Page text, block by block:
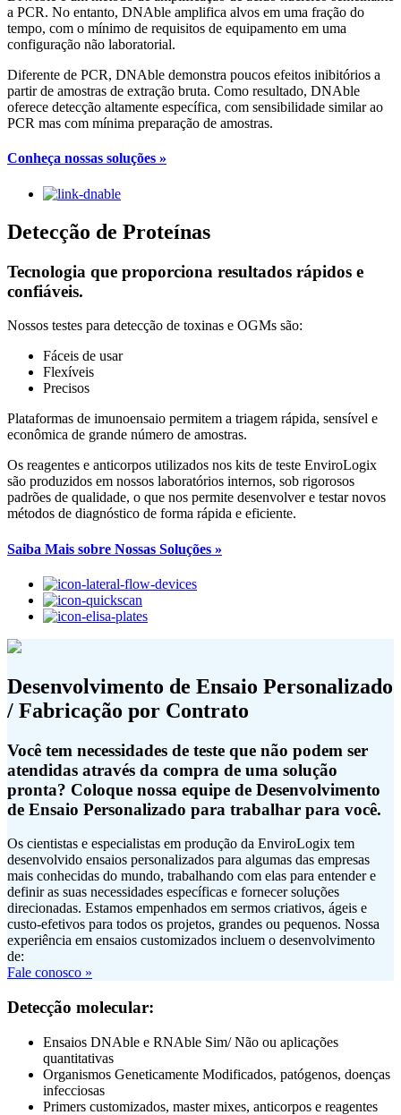
a PCR. No entanto, DNAble amplifica alvos em uma fração do
tempo, com o mínimo de requisitos de equipamento em uma
configuração não laboratorial.
Diferente de PCR, DNAble demonstra poucos efeitos inibitórios a
partir de amostras de extração bruta. Como resultado, DNAble
oferece detecção altamente específica, com sensibilidade similar ao
PCR mas com mínima preparação de amostras.
Conheça nossas soluções »
Detecção de Proteínas
Tecnologia que proporciona resultados rápidos e
confiáveis.
Nossos testes para detecção de toxinas e OGMs são:
Fáceis de usar
Flexíveis
Precisos
Plataformas de imunoensaio permitem a triagem rápida, sensível e
econômica de grande número de amostras.
Os reagentes e anticorpos utilizados nos kits de teste EnviroLogix
são produzidos em nossos laboratórios internos, sob rigorosos
padrões de qualidade, o que nos permite desenvolver e testar novos
métodos de diagnóstico de forma rápida e eficiente.
Saiba Mais sobre Nossas Soluções »
Desenvolvimento de Ensaio Personalizado
/ Fabricação por Contrato
Você tem necessidades de teste que não podem ser
atendidas através da compra de uma solução
pronta? Coloque nossa equipe de Desenvolvimento
de Ensaio Personalizado para trabalhar para você.
Os cientistas e especialistas em produção da EnviroLogix tem
desenvolvido ensaios personalizados para algumas das empresas
mais conhecidas do mundo, trabalhando com elas para entender e
definir as suas necessidades específicas e fornecer soluções
direcionadas. Estamos empenhados em sermos criativos, ágeis e
custo-efetivos para todos os projetos, grandes ou pequenos. Nossa
experiência em ensaios customizados incluem o desenvolvimento
de:
Fale conosco »
Detecção molecular:
Ensaios DNAble e RNAble Sim/ Não ou aplicações
quantitativas
Organismos Geneticamente Modificados, patógenos, doenças
infecciosas
Primers customizados, master mixes, anticorpos e reagentes